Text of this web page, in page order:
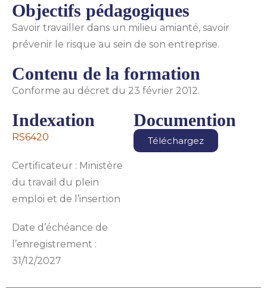
Objectifs pédagogiques
Savoir travailler dans un milieu amianté, savoir
prévenir le risque au sein de son entreprise.
Contenu de la formation
Conforme au décret du 23 février 2012.
Indexation
RS6420
Certificateur : Ministère
du travail du plein
emploi et de l’insertion
Date d’échéance de
l’enregistrement :
31/12/2027
Documention
Téléchargez